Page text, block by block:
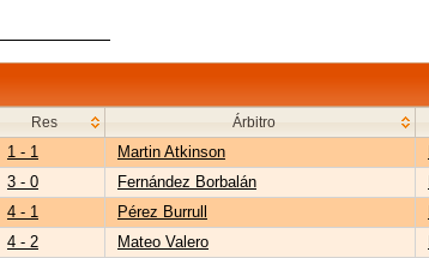
Res Árbitro
1 - 1 Martin Atkinson
3 - 0 Fernández Borbalán
4 - 1 Pérez Burrull
4 - 2 Mateo Valero